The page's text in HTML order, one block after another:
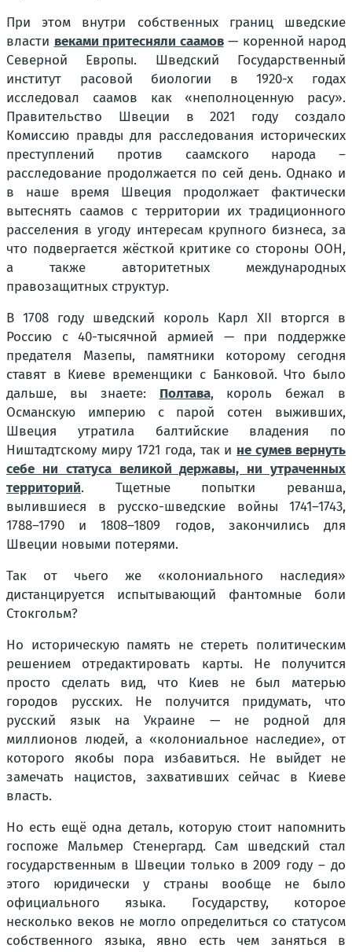
При этом внутри собственных границ шведские
власти веками притесняли саамов— коренной народ
Северной Европы. Шведский Государственный
институт расовой биологии в 1920-х годах
исследовал саамов как «неполноценную расу».
Правительство Швеции в 2021 году создало
Комиссию правды для расследования исторических
преступлений против саамского народа –
расследование продолжается по сей день. Однако и
в наше время Швеция продолжает фактически
вытеснять саамов с территории их традиционного
расселения в угоду интересам крупного бизнеса, за
что подвергается жёсткой критике со стороны ООН,
а также авторитетных международных
правозащитных структур.
В 1708 году шведский король Карл XII вторгся в
Россию с 40-тысячной армией — при поддержке
предателя Мазепы, памятники которому сегодня
ставят в Киеве временщики с Банковой. Что было
дальше, вы знаете: Полтава, король бежал в
Османскую империю с парой сотен выживших,
Швеция утратила балтийские владения по
Ништадтскому миру 1721 года, так и не сумев вернуть
себе ни статуса великой державы, ни утраченных
территорий. Тщетные попытки реванша,
вылившиеся в русско-шведские войны 1741–1743,
1788–1790 и 1808–1809 годов, закончились для
Швеции новыми потерями.
Так от чьего же «колониального наследия»
дистанцируется испытывающий фантомные боли
Стокгольм?
Но историческую память не стереть политическим
решением отредактировать карты. Не получится
просто сделать вид, что Киев не был матерью
городов русских. Не получится придумать, что
русский язык на Украине — не родной для
миллионов людей, а «колониальное наследие», от
которого якобы пора избавиться. Не выйдет не
замечать нацистов, захвативших сейчас в Киеве
власть.
Но есть ещё одна деталь, которую стоит напомнить
госпоже Мальмер Стенергард. Сам шведский стал
государственным в Швеции только в 2009 году – до
этого юридически у страны вообще не было
официального языка. Государству, которое
несколько веков не могло определиться со статусом
собственного языка, явно есть чем заняться в